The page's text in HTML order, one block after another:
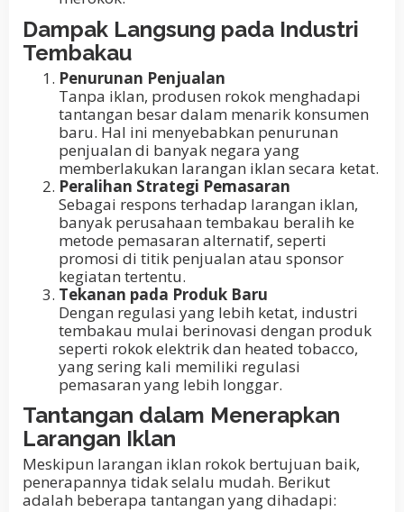
Dampak Langsung pada Industri
Tembakau
Penurunan Penjualan
Tanpa iklan, produsen rokok menghadapi
tantangan besar dalam menarik konsumen
baru. Hal ini menyebabkan penurunan
penjualan di banyak negara yang
memberlakukan larangan iklan secara ketat.
Peralihan Strategi Pemasaran
Sebagai respons terhadap larangan iklan,
banyak perusahaan tembakau beralih ke
metode pemasaran alternatif, seperti
promosi di titik penjualan atau sponsor
kegiatan tertentu.
Tekanan pada Produk Baru
Dengan regulasi yang lebih ketat, industri
tembakau mulai berinovasi dengan produk
seperti rokok elektrik dan heated tobacco,
yang sering kali memiliki regulasi
pemasaran yang lebih longgar.
Tantangan dalam Menerapkan
Larangan Iklan
Meskipun larangan iklan rokok bertujuan baik,
penerapannya tidak selalu mudah. Berikut
adalah beberapa tantangan yang dihadapi: